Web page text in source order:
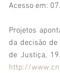
Acesso em:
Projetos
da decisão de
http://